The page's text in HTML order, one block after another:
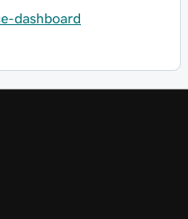
dashboard